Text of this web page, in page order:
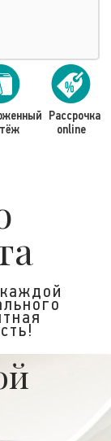
Рассрочка
online